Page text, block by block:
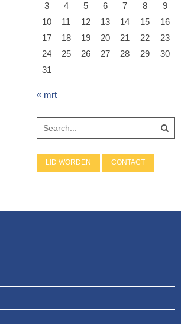
3
4 5 6 7 8
9
10
11 12 13 14 15
16
17
18 19 20 21 22
23
24
25 26 27 28 29
30
31
« mrt
LID WORDEN CONTACT